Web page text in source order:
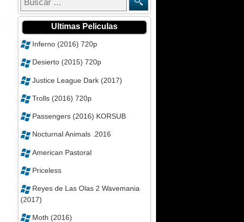
Ultimas Peliculas
Inferno (2016) 720p
Desierto (2015) 720p
Justice League Dark (2017)
Trolls (2016) 720p
Passengers (2016) KORSUB
Nocturnal Animals .2016
American Pastoral
Priceless
Reyes de Las Olas 2 Wavemania
(2017)
Moth (2016)